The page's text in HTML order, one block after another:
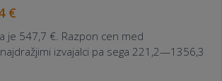
€
je 547,7 €. Razpon cen med
izvajalci pa sega 221,2—1356,3